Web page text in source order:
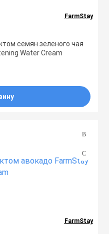
FarmStay
семян зеленого чая
Water Cream
FarmStay